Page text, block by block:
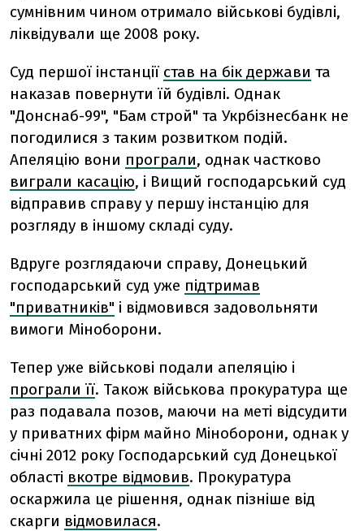
сумнівним чином отримало військові будівлі,
ліквідували ще 2008 року.
Суд першої інстанції став на бік держави та
наказав повернути їй будівлі. Однак
"Донснаб-99", "Бам строй" та Укрбізнесбанк не
погодилися з таким розвитком подій.
Апеляцію вони програли, однак частково
виграли касацію, і Вищий господарський суд
відправив справу у першу інстанцію для
розгляду в іншому складі суду.
Вдруге розглядаючи справу, Донецький
господарський суд уже підтримав
"приватників" і відмовився задовольняти
вимоги Міноборони.
Тепер уже військові подали апеляцію і
програли її. Також військова прокуратура ще
раз подавала позов, маючи на меті відсудити
у приватних фірм майно Міноборони, однак у
січні 2012 року Господарський суд Донецької
області вкотре відмовив. Прокуратура
оскаржила це рішення, однак пізніше від
скарги відмовилася.